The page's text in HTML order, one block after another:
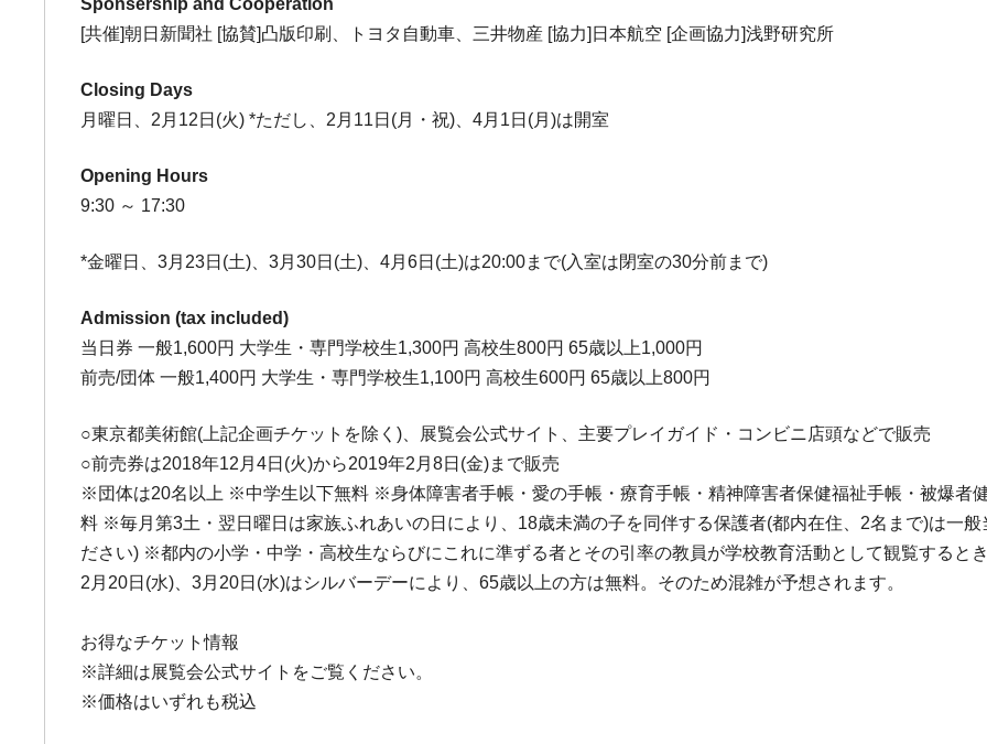
Sponsership and Cooperation
[共催]朝日新聞社 [協賛]凸版印刷、トヨタ自動車、三井物産 [協力]日本航空 [企画協力]浅野研究所
Closing Days
月曜日、2月12日(火) *ただし、2月11日(月・祝)、4月1日(月)は開室
Opening Hours
9:30 ～ 17:30
*金曜日、3月23日(土)、3月30日(土)、4月6日(土)は20:00まで(入室は閉室の30分前まで)
Admission (tax included)
当日券 一般1,600円 大学生・専門学校生1,300円 高校生800円 65歳以上1,000円
前売/団体 一般1,400円 大学生・専門学校生1,100円 高校生600円 65歳以上800円
○東京都美術館(上記企画チケットを除く)、展覧会公式サイト、主要プレイガイド・コンビニ店頭などで販売
○前売券は2018年12月4日(火)から2019年2月8日(金)まで販売
※団体は20名以上 ※中学生以下無料 ※身体障害者手帳・愛の手帳・療育手帳・精神障害者保健福祉手帳・被爆者
料 ※毎月第3土・翌日曜日は家族ふれあいの日により、18歳未満の子を同伴する保護者(都内在住、2名まで)は一
ださい) ※都内の小学・中学・高校生ならびにこれに準ずる者とその引率の教員が学校教育活動として観覧すると
2月20日(水)、3月20日(水)はシルバーデーにより、65歳以上の方は無料。そのため混雑が予想されます。
お得なチケット情報
※詳細は展覧会公式サイトをご覧ください。
※価格はいずれも税込